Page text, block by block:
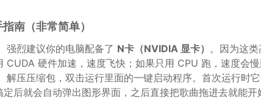
南（非常简单）
强烈建议你的电脑配备了 N卡（NVIDIA 显卡） 。因为这
CUDA 硬件加速，速度飞快；如果只用 CPU 跑，速度会慢
解压压缩包，双击运行里面的一键启动程序。首次运行时
定后就会自动弹出图形界面，之后直接把歌曲拖进去就能开